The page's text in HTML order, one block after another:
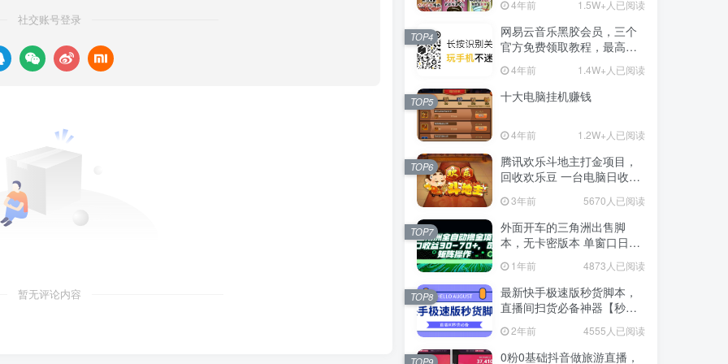
社交账号登录
暂无评论内容
4年前 1.5W+人已阅读
网易云音乐黑胶会员，三个
官方免费领取教程，最高可
领1年
4年前 1.4W+人已阅读
TOP4
十大电脑挂机赚钱
4年前 1.2W+人已阅读
TOP5
腾讯欢乐斗地主打金项目，
回收欢乐豆 一台电脑日收益
3年前 5670人已阅读
TOP6
外面开车的三角洲出售脚
本，无卡密版本 单窗口日收
1年前 4873人已阅读
TOP7
最新快手极速版秒货脚本，
直播间扫货必备神器【秒货
2年前 4555人已阅读
TOP8
0粉0基础抖音做旅游直播，